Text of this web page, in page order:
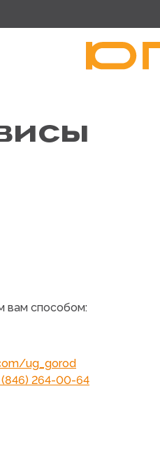
вам способом:
ug_gorod
(846) 264-00-64